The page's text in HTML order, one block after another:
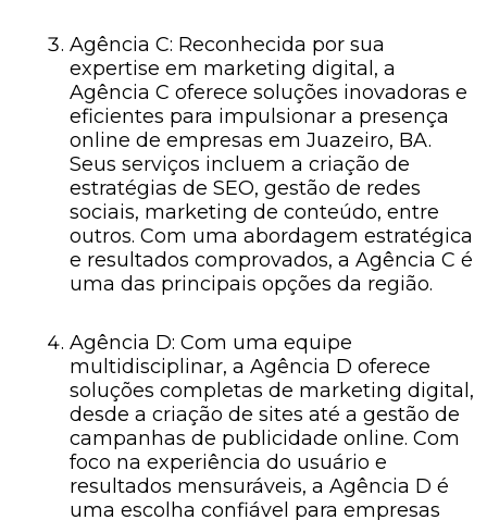
Agência C: Reconhecida por sua
expertise em marketing digital, a
Agência C oferece soluções inovadoras e
eficientes para impulsionar a presença
online de empresas em Juazeiro, BA.
Seus serviços incluem a criação de
estratégias de SEO, gestão de redes
sociais, marketing de conteúdo, entre
outros. Com uma abordagem estratégica
e resultados comprovados, a Agência C é
uma das principais opções da região.
Agência D: Com uma equipe
multidisciplinar, a Agência D oferece
soluções completas de marketing digital,
desde a criação de sites até a gestão de
campanhas de publicidade online. Com
foco na experiência do usuário e
resultados mensuráveis, a Agência D é
uma escolha confiável para empresas